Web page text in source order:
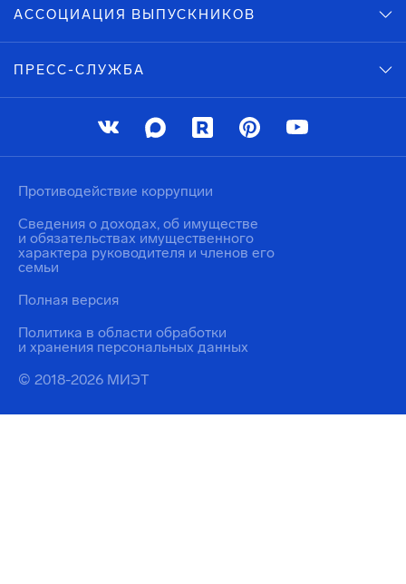
АССОЦИАЦИЯ ВЫПУСКНИКОВ
ПРЕСС-СЛУЖБА
© 2018-2026 МИЭТ
Политика в области обработки
и хранения персональных данных
Противодействие коррупции
Сведения о доходах, об имуществе
и обязательствах имущественного
характера руководителя и членов его
семьи
Полная версия